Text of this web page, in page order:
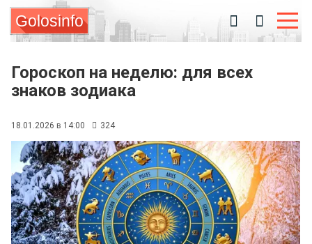
Golosinfo
Гороскоп на неделю: для всех
знаков зодиака
18.01.2026 в 14:00 324